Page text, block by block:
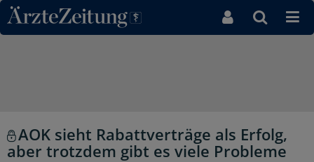
Direkt zum Inhaltsbereich
AOK sieht Rabattverträge als Erfolg,
aber trotzdem gibt es viele Probleme